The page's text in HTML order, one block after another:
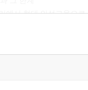
에서 현대 인성교육으로
민적 인성, 지적 인성,